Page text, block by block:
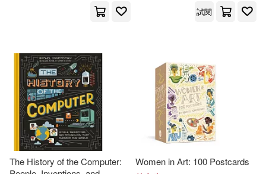
試閱
The History of the Computer:
Women in Art: 100 Postcards